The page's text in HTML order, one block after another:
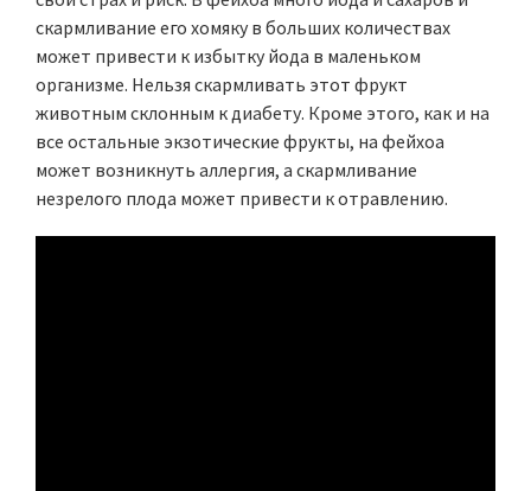
скармливание его хомяку в больших количествах
может привести к избытку йода в маленьком
организме. Нельзя скармливать этот фрукт
животным склонным к диабету. Кроме этого, как и на
все остальные экзотические фрукты, на фейхоа
может возникнуть аллергия, а скармливание
незрелого плода может привести к отравлению.